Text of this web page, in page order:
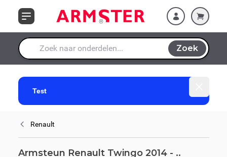
Waar ben je naar op zoek?
Zoek
Test
Renault
Armsteun Renault Twingo 2014 - ..